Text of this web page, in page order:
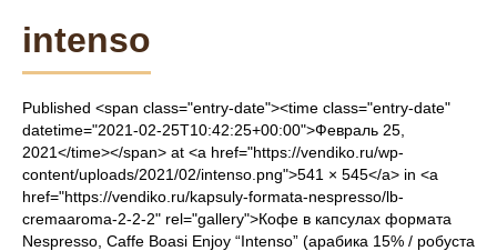
intenso
Published <span class="entry-date"><time class="entry-date"
datetime="2021-02-25T10:42:25+00:00">Февраль 25,
2021</time></span> at <a href="https://vendiko.ru/wp-
content/uploads/2021/02/intenso.png">541 × 545</a> in <a
href="https://vendiko.ru/kapsuly-formata-nespresso/lb-
cremaaroma-2-2-2" rel="gallery">Кофе в капсулах формата
Nespresso, Caffe Boasi Enjoy “Intenso” (арабика 15% / робуста